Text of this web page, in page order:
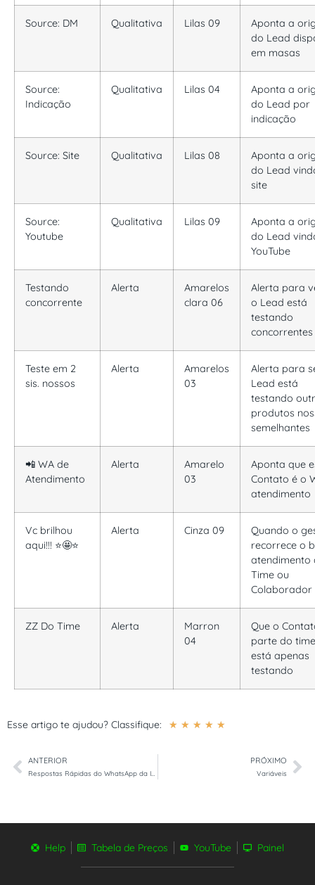
Source: DM Qualitativa Lilas 09
Aponta a
do Lead
em masas
Source:
Indicação
Qualitativa Lilas 04
Aponta a
do Lead por
indicação
Source: Site Qualitativa Lilas 08
Aponta a
do Lead
site
Source:
Youtube
Qualitativa Lilas 09
Aponta a
do Lead
YouTube
Testando
concorrente
Alerta
Amarelos
clara 06
Alerta para
o Lead está
testando
concorrentes
Teste em 2
sis. nossos
Alerta
Amarelos
03
Alerta para
Lead está
testando
produtos
semelhantes
📲 WA de
Atendimento
Alerta
Amarelo
03
Aponta que
Contato é o
atendimento
Vc brilhou
aqui!!! ⭐🤩⭐
Alerta Cinza 09
Quando o
recorrece o
atendimento
Time ou
Colaborador
ZZ Do Time Alerta
Marron
04
Que o
parte do
está apenas
testando
Esse artigo te ajudou? Classifique: ☆ ☆ ☆ ☆ ☆
ANTERIOR PRÓXIMO
Variáveis
Help Tabela de Preços YouTube Painel